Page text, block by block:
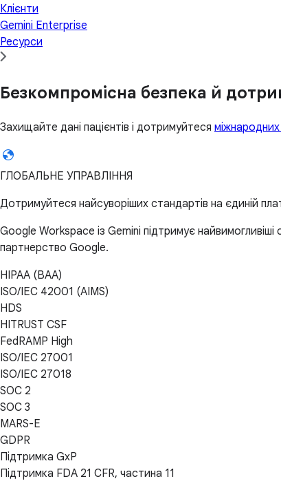
Клієнти
Gemini Enterprise
Ресурси
Безкомпромісна безпека й
Захищайте дані пацієнтів і дотримуйтеся
ГЛОБАЛЬНЕ УПРАВЛІННЯ
Дотримуйтеся найсуворіших стандартів на єдиній
Google Workspace із Gemini підтримує
партнерство Google.
HIPAA (BAA)
ISO/IEC 42001 (AIMS)
HDS
HITRUST CSF
FedRAMP High
ISO/IEC 27001
ISO/IEC 27018
SOC 2
SOC 3
MARS-E
GDPR
Підтримка GxP
Підтримка FDA 21 CFR, частина 11